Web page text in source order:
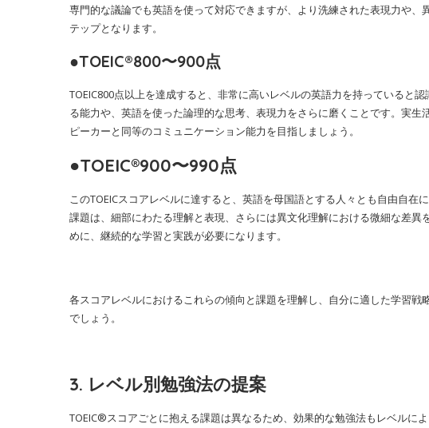
専門的な議論でも英語を使って対応できますが、より洗練された表現力や
テップとなります。
●TOEIC®800〜900点
TOEIC800点以上を達成すると、非常に高いレベルの英語力を持っていると
る能力や、英語を使った論理的な思考、表現力をさらに磨くことです。実
ピーカーと同等のコミュニケーション能力を目指しましょう。
●TOEIC®900〜990点
このTOEICスコアレベルに達すると、英語を母国語とする人々とも自由自
課題は、細部にわたる理解と表現、さらには異文化理解における微細な差
めに、継続的な学習と実践が必要になります。
各スコアレベルにおけるこれらの傾向と課題を理解し、自分に適した学習戦
でしょう。
3. レベル別勉強法の提案
TOEIC®スコアごとに抱える課題は異なるため、効果的な勉強法もレベルに